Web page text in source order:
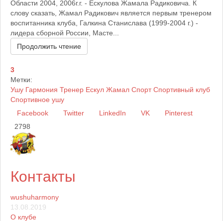
Спортивная социальная сеть Ушу
Видео материалы сайта
Области 2004, 2006г.г. - Ескулова Жамала Радиковича. К
слову сказать, Жамал Радикович является первым тренером
воспитанника клуба, Галкина Станислава (1999-2004 г.) -
лидера сборной России, Масте...
Продолжить чтение
3
Метки:
Ушу Гармония Тренер Ескул Жамал Спорт Спортивный клуб
Спортивное ушу
Facebook
Twitter LinkedIn VK
Pinterest
2798
Контакты
wushuharmony
13.08.2019
О клубе